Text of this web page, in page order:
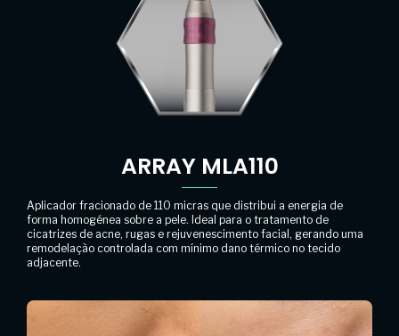
ARRAY MLA110
Aplicador fracionado de 110 micras que distribui a energia de
forma homogénea sobre a pele. Ideal para o tratamento de
cicatrizes de acne, rugas e rejuvenescimento facial, gerando uma
remodelação controlada com mínimo dano térmico no tecido
adjacente.